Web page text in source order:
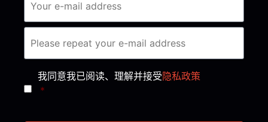
Consent *
我同意我已阅读、理解并接受隐私政策
*